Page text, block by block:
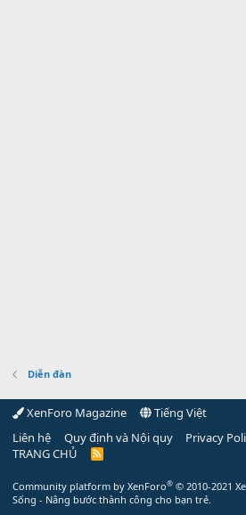
Diễn đàn
XenForo Magazine
Tiếng Việt
Liên hệ
Quy định và Nội quy Privacy
TRANG CHỦ
R
Community platform by XenForo® © 2010-2021
Sống - Nâng bước thành công cho bạn trẻ.